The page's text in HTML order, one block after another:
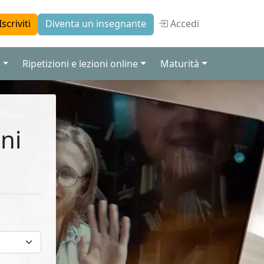
Diventa un insegnante Accedi
Ripetizioni e lezioni online Maturità